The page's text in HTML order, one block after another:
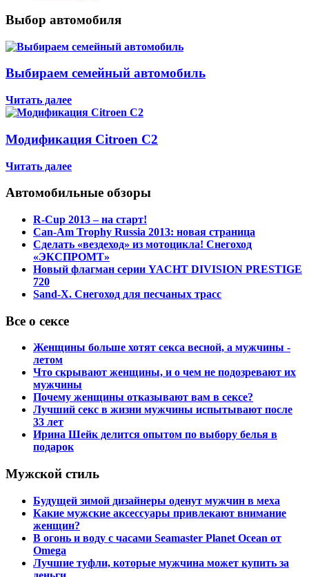
Выбор автомобиля
Выбираем семейный автомобиль
Читать далее
Модификация Citroen С2
Читать далее
Автомобильные обзоры
R-Cup 2013 – на старт!
Can-Am Trophy Russia 2013: новая страница
Сделать «вездеход» из мотоцикла! Снегоход
«ЭКСПРОМТ»
Новый флагман серии YACHT DIVISION PRESTIGE
720
Sand-X. Снегоход для песчаных трасс
Все о сексе
Женщины больше хотят секса весной, а мужчины -
летом
Что скрывают женщины, и о чем не подозревают их
мужчины
Почему женщины отказывают вам в сексе?
Лучший секс в жизни мужчины испытывают после
33 лет
Ирина Шейк делится опытом по выбору белья в
подарок
Мужской стиль
Будущей зимой дизайнеры оденут мужчин в меха
Какие мужские аксессуары привлекают внимание
женщин?
В огонь и воду с часами Seamaster Planet Ocean от
Omega
Лучшие туфли, которые мужчина может купить за